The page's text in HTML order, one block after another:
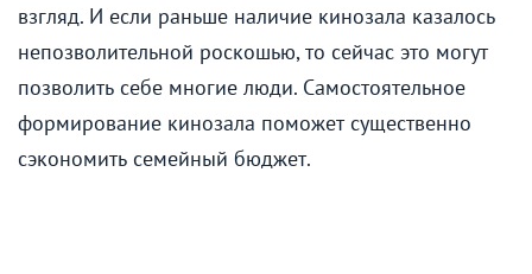
взгляд. И если раньше наличие кинозала казалось
непозволительной роскошью, то сейчас это могут
позволить себе многие люди. Самостоятельное
формирование кинозала поможет существенно
сэкономить семейный бюджет.